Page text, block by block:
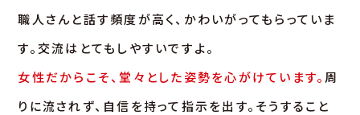
職人さんと話す頻度が高く、かわいがってもらっていま
す。交流はとてもしやすいですよ。
女性だからこそ、堂々とした姿勢を心がけています。 周
りに流されず、自信を持って指示を出す。そうすること